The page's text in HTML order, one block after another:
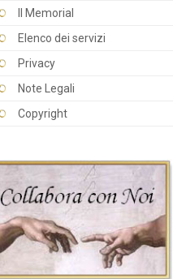
Il Memorial
Elenco dei servizi
Privacy
Note Legali
Copyright